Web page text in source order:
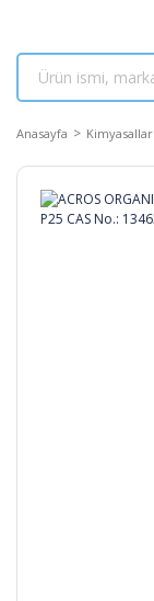
Anasayfa Kimyasallar